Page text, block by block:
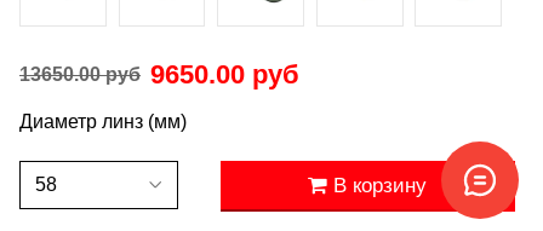
13650.00 руб 9650.00 руб
Диаметр линз (мм)
В корзину